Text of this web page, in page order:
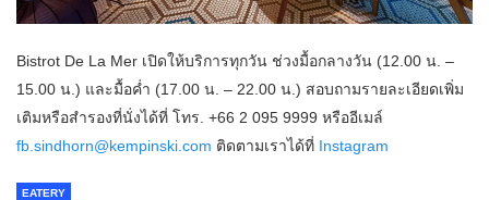
Bistrot De La Mer เปิดให้บริการทุกวัน ช่วงมื้อกลางวัน (12.00 น. –
15.00 น.) และมื้อค่ำ (17.00 น. – 22.00 น.) สอบถามรายละเอียดเพิ่ม
เติมหรือสำรองที่นั่งได้ที่ โทร. +66 2 095 9999 หรืออีเมล์
fb.sindhorn@kempinski.com ติดตามเราได้ที่ Instagram
EATERY